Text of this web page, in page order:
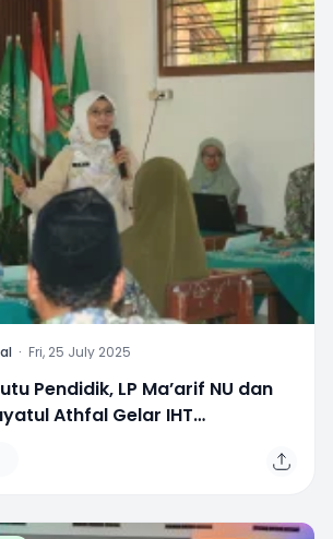
· Fri, 25 July 2025
Pendidik, LP Ma’arif NU dan
Athfal Gelar IHT